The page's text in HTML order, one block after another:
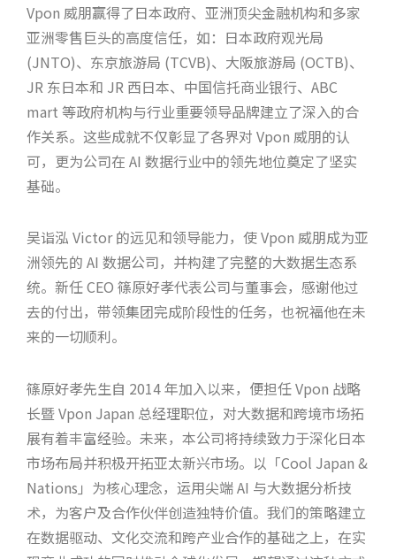
Vpon 威朋赢得了日本政府、亚洲顶尖金融机构和多家
亚洲零售巨头的高度信任，如：日本政府观光局
(JNTO)、东京旅游局 (TCVB)、大阪旅游局 (OCTB)、
JR 东日本和 JR 西日本、中国信托商业银行、ABC
mart 等政府机构与行业重要领导品牌建立了深入的合
作关系。这些成就不仅彰显了各界对 Vpon 威朋的认
可，更为公司在 AI 数据行业中的领先地位奠定了坚实
基础。
吴诣泓 Victor 的远见和领导能力，使 Vpon 威朋成为亚
洲领先的 AI 数据公司，并构建了完整的大数据生态系
统。新任 CEO 篠原好孝代表公司与董事会，感谢他过
去的付出，带领集团完成阶段性的任务，也祝福他在未
来的一切顺利。
篠原好孝先生自 2014 年加入以来，便担任 Vpon 战略
长暨 Vpon Japan 总经理职位，对大数据和跨境市场拓
展有着丰富经验。未来，本公司将持续致力于深化日本
市场布局并积极开拓亚太新兴市场。以「Cool Japan &
Nations」为核心理念，运用尖端 AI 与大数据分析技
术，为客户及合作伙伴创造独特价值。我们的策略建立
在数据驱动、文化交流和跨产业合作的基础之上，在实